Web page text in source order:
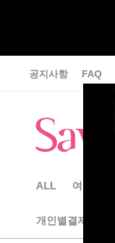
공지사항 FAQ
ALL 여성속옷
개인별결제상품